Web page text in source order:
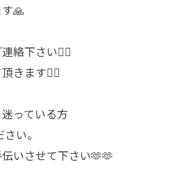
🙏
絡下さい🙋‍♀️
きます🙇‍♀️
っている方
い。
いさせて下さい🫶🫶